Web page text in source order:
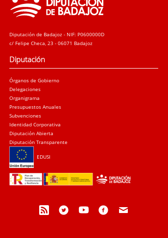
Diputación de Badajoz - NIF: P0600000D
c/ Felipe Checa, 23 - 06071 Badajoz
Diputación
Órganos de Gobierno
Delegaciones
Organigrama
Presupuestos Anuales
Subvenciones
Identidad Corporativa
Diputación Abierta
Diputación Transparente
EDUSI